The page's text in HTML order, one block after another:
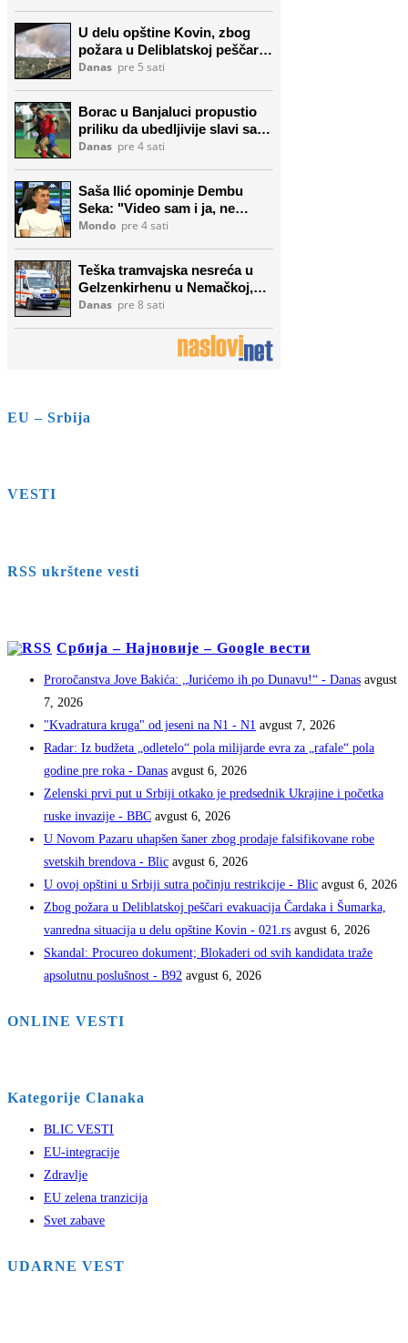
EU – Srbija
VESTI
RSS ukrštene vesti
Србија – Најновије – Google вести
Proročanstva Jove Bakića: „Jurićemo ih po Dunavu!“ - Danas avgust
7, 2026
"Kvadratura kruga" od jeseni na N1 - N1 avgust 7, 2026
Radar: Iz budžeta „odletelo“ pola milijarde evra za „rafale“ pola
godine pre roka - Danas avgust 6, 2026
Zelenski prvi put u Srbiji otkako je predsednik Ukrajine i početka
ruske invazije - BBC avgust 6, 2026
U Novom Pazaru uhapšen šaner zbog prodaje falsifikovane robe
svetskih brendova - Blic avgust 6, 2026
U ovoj opštini u Srbiji sutra počinju restrikcije - Blic avgust 6, 2026
Zbog požara u Deliblatskoj peščari evakuacija Čardaka i Šumarka,
vanredna situacija u delu opštine Kovin - 021.rs avgust 6, 2026
Skandal: Procureo dokument; Blokaderi od svih kandidata traže
apsolutnu poslušnost - B92 avgust 6, 2026
ONLINE VESTI
Kategorije Clanaka
BLIC VESTI
EU-integracije
Zdravlje
EU zelena tranzicija
Svet zabave
UDARNE VEST